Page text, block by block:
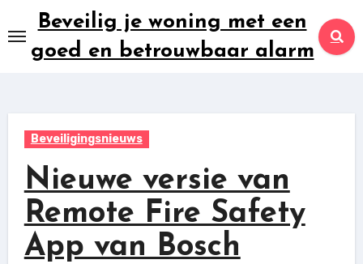
naar
inhoud
Beveilig je woning met een
goed en betrouwbaar alarm
Beveiligingsnieuws
Nieuwe versie van
Remote Fire Safety
App van Bosch